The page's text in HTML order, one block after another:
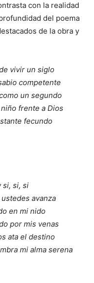
con la realidad
del poema
de la obra y
vivir un siglo
competente
un segundo
frente a Dios
fecundo
si, si, si
avanza
en mi nido
por mis venas
ata el destino
mi alma serena